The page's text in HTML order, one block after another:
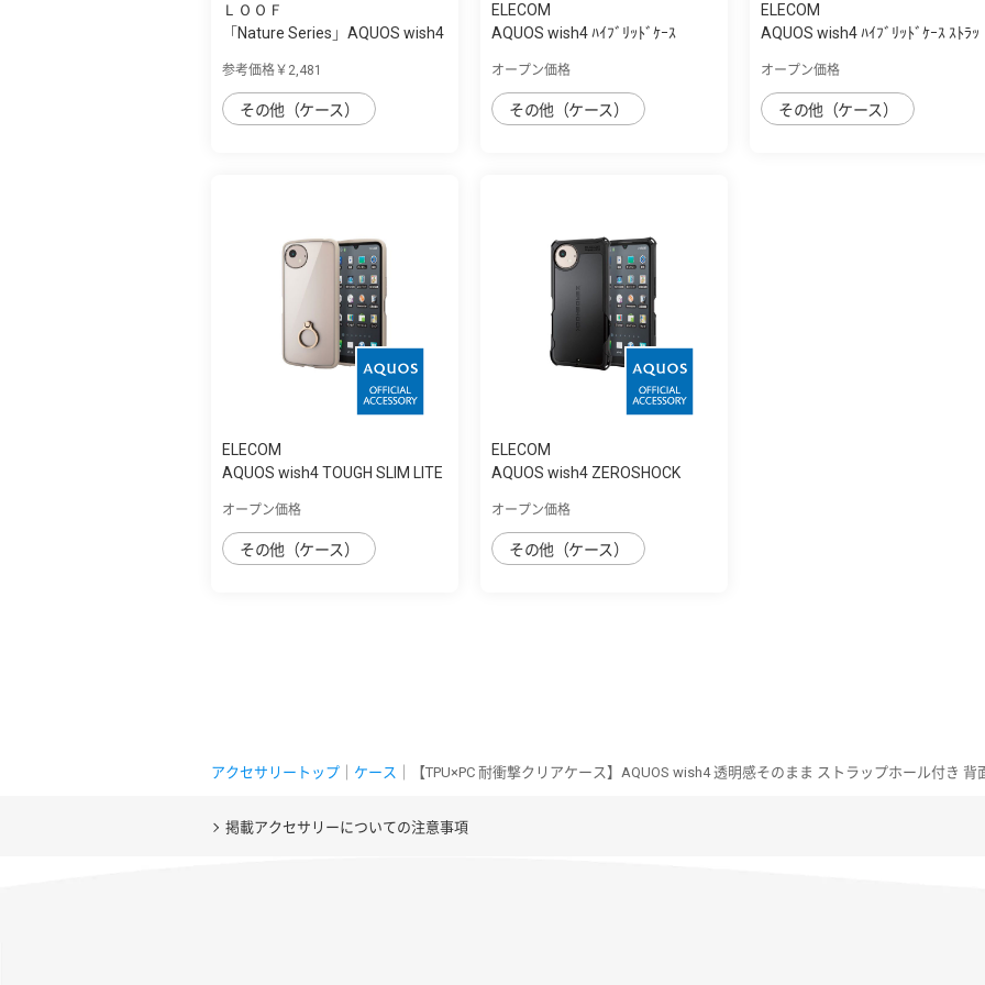
ＬＯＯＦ
「Nature Series」AQUOS wish4
参考価格￥2,481
その他（ケース）
ELECOM
AQUOS wish4 ﾊｲﾌﾞﾘｯﾄﾞｹｰｽ
オープン価格
その他（ケース）
ELECOM
AQUOS wish4 ﾊｲﾌﾞﾘｯﾄﾞｹｰｽ ｽﾄﾗｯ
オープン価格
その他（ケース）
ELECOM
AQUOS wish4 TOUGH SLIM LITE
オープン価格
その他（ケース）
ELECOM
AQUOS wish4 ZEROSHOCK
オープン価格
その他（ケース）
アクセサリートップ ケース ｜【TPU×PC 耐衝撃クリアケース】AQUOS wish4 透明感そのまま ストラップホール付き 背
掲載アクセサリーについての注意事項